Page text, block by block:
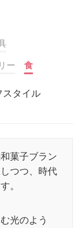
ー 食
スタイル
菓子ブラン
つつ、時代
。
光のよう